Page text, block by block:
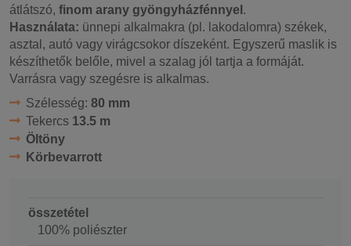
átlátszó, finom arany gyöngyházfénnyel .
Használata: ünnepi alkalmakra (pl. lakodalomra) székek,
asztal, autó vagy virágcsokor díszeként. Egyszerű maslik is
készíthetők belőle, mivel a szalag jól tartja a formáját.
Varrásra vagy szegésre is alkalmas.
Szélesség: 80 mm
Tekercs 13.5 m
Öltöny
Körbevarrott
összetétel
100% poliészter